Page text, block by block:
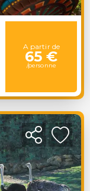
A partir de
65 €
/personne